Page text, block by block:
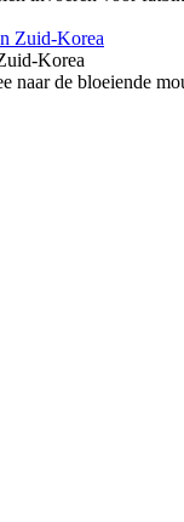
Korea
naar de bloeiende